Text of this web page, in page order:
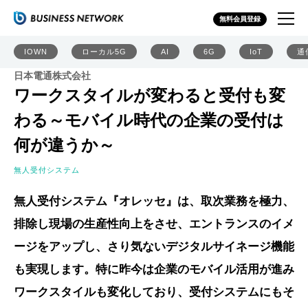
無料会員登録
IOWN ローカル5G AI 6G IoT 通
日本電通株式会社
ワークスタイルが変わると受付も変
わる～モバイル時代の企業の受付は
何が違うか～
無人受付システム
無人受付システム『オレッセ』は、取次業務を極力、
排除し現場の生産性向上をさせ、エントランスのイメ
ージをアップし、さり気ないデジタルサイネージ機能
も実現します。特に昨今は企業のモバイル活用が進み
ワークスタイルも変化しており、受付システムにもそ